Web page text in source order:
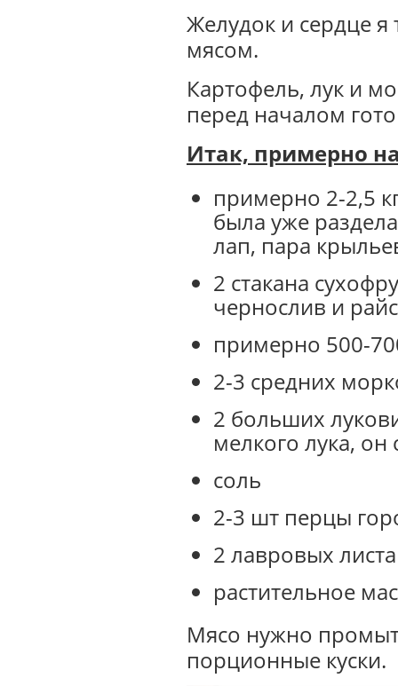
Желудок и сердце
мясом.
Картофель, лук и
перед началом
Итак, примерно
примерно 2-2,5
была уже
лап, пара
2 стакана
чернослив и
примерно 500-
2-3 средних
2 больших
мелкого лука, он
соль
2-3 шт перцы
2 лавровых листа
растительное
Мясо нужно
порционные куски.